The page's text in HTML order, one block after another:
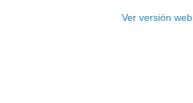
Ver versión web